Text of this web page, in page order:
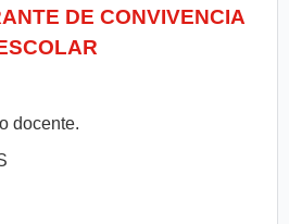
DE CONVIVENCIA
docente.